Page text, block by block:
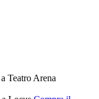
a Teatro Arena